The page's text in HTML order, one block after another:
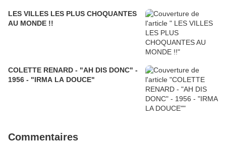
LES VILLES LES PLUS CHOQUANTES
AU MONDE !!
COLETTE RENARD - "AH DIS DONC" -
1956 - "IRMA LA DOUCE"
Commentaires